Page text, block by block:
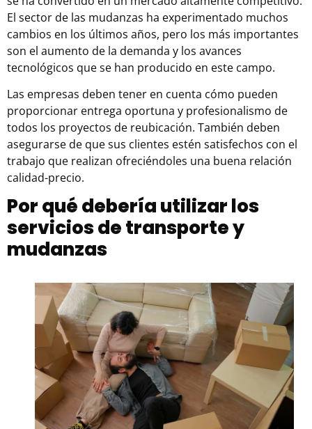
El sector de las mudanzas ha experimentado muchos
cambios en los últimos años, pero los más importantes
son el aumento de la demanda y los avances
tecnológicos que se han producido en este campo.
Las empresas deben tener en cuenta cómo pueden
proporcionar entrega oportuna y profesionalismo de
todos los proyectos de reubicación. También deben
asegurarse de que sus clientes estén satisfechos con el
trabajo que realizan ofreciéndoles una buena relación
calidad-precio.
Por qué debería utilizar los
servicios de transporte y
mudanzas